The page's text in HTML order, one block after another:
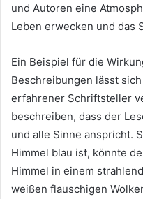
und Autoren eine
Leben erwecken und das
Ein Beispiel für die
Beschreibungen lässt
erfahrener Schriftsteller
beschreiben, dass der
und alle Sinne anspricht.
Himmel blau ist, könnte
Himmel in einem
weißen flauschigen